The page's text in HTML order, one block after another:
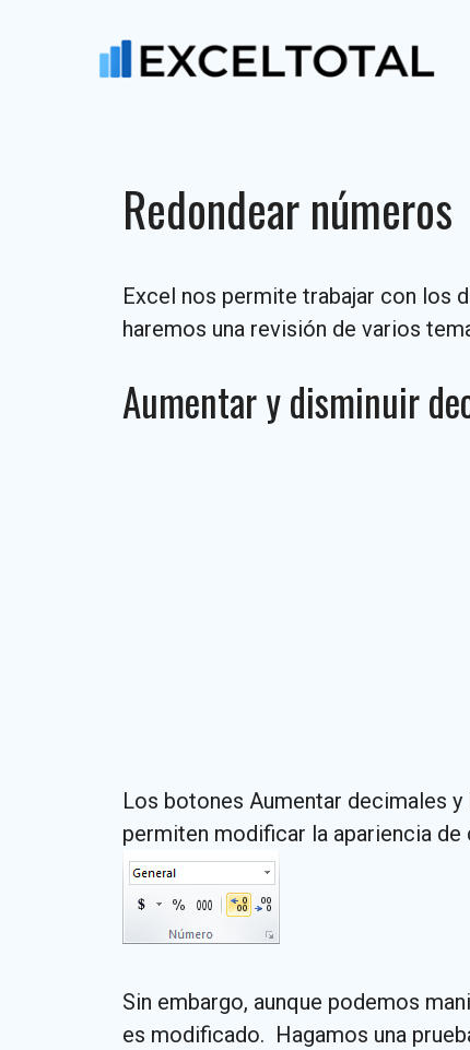
Redondear números
Excel nos permite trabajar con los
haremos una revisión de varios
Aumentar y disminuir
Los botones Aumentar decimales
permiten modificar la apariencia
Sin embargo, aunque podemos
es modificado. Hagamos una